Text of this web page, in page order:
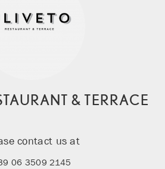
& TERRACE
contact us at
06 3509 2145